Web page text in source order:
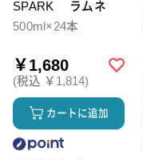
SPARK ラムネ
500ml×24本
￥1,680
(税込 ￥1,814)
カートに追加